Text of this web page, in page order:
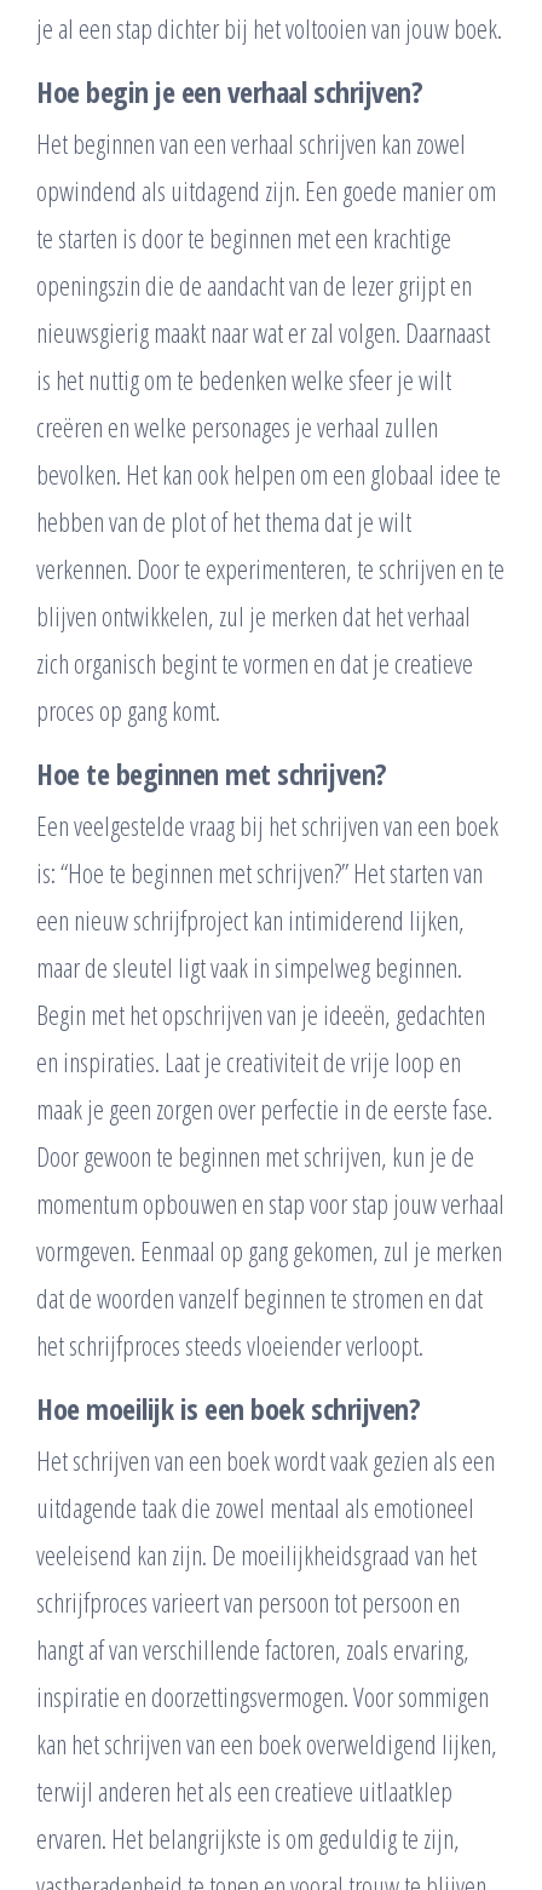
je al een stap dichter bij het voltooien van jouw boek.
Hoe begin je een verhaal schrijven?
Het beginnen van een verhaal schrijven kan zowel
opwindend als uitdagend zijn. Een goede manier om
te starten is door te beginnen met een krachtige
openingszin die de aandacht van de lezer grijpt en
nieuwsgierig maakt naar wat er zal volgen. Daarnaast
is het nuttig om te bedenken welke sfeer je wilt
creëren en welke personages je verhaal zullen
bevolken. Het kan ook helpen om een globaal idee te
hebben van de plot of het thema dat je wilt
verkennen. Door te experimenteren, te schrijven en te
blijven ontwikkelen, zul je merken dat het verhaal
zich organisch begint te vormen en dat je creatieve
proces op gang komt.
Hoe te beginnen met schrijven?
Een veelgestelde vraag bij het schrijven van een boek
is: “Hoe te beginnen met schrijven?” Het starten van
een nieuw schrijfproject kan intimiderend lijken,
maar de sleutel ligt vaak in simpelweg beginnen.
Begin met het opschrijven van je ideeën, gedachten
en inspiraties. Laat je creativiteit de vrije loop en
maak je geen zorgen over perfectie in de eerste fase.
Door gewoon te beginnen met schrijven, kun je de
momentum opbouwen en stap voor stap jouw verhaal
vormgeven. Eenmaal op gang gekomen, zul je merken
dat de woorden vanzelf beginnen te stromen en dat
het schrijfproces steeds vloeiender verloopt.
Hoe moeilijk is een boek schrijven?
Het schrijven van een boek wordt vaak gezien als een
uitdagende taak die zowel mentaal als emotioneel
veeleisend kan zijn. De moeilijkheidsgraad van het
schrijfproces varieert van persoon tot persoon en
hangt af van verschillende factoren, zoals ervaring,
inspiratie en doorzettingsvermogen. Voor sommigen
kan het schrijven van een boek overweldigend lijken,
terwijl anderen het als een creatieve uitlaatklep
ervaren. Het belangrijkste is om geduldig te zijn,